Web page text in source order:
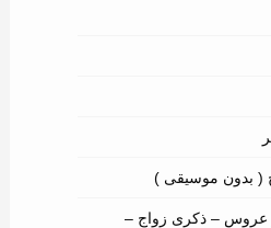
( بدون موسيقى )
عروس – ذكرى زواج –